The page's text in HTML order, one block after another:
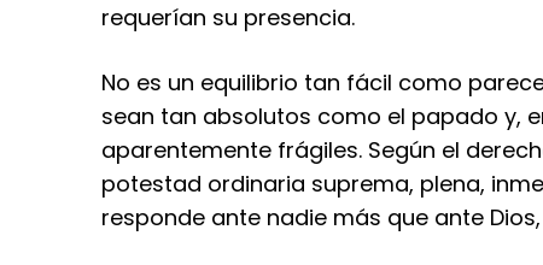
requerían su presencia.
No es un equilibrio tan fácil como
sean tan absolutos como el papado y,
aparentemente frágiles. Según el
potestad ordinaria suprema, plena,
responde ante nadie más que ante